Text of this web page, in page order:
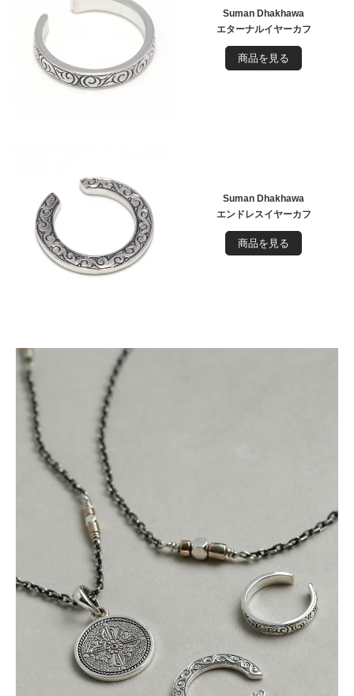
Suman Dhakhawa
エターナルイヤーカフ
商品を見る
Suman Dhakhawa
エンドレスイヤーカフ
商品を見る